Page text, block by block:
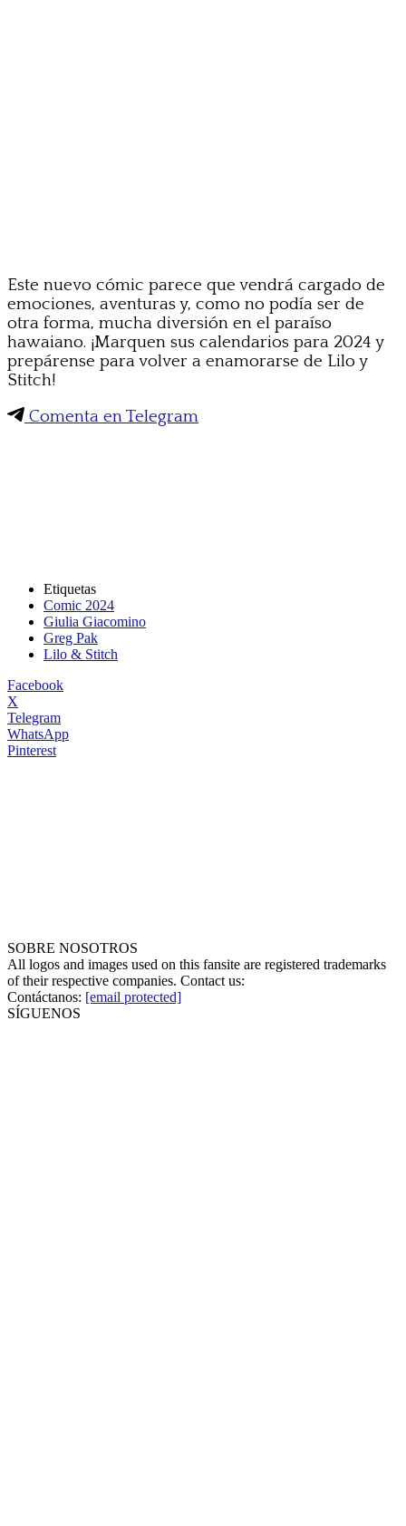
Este nuevo cómic parece que vendrá cargado de
emociones, aventuras y, como no podía ser de
otra forma, mucha diversión en el paraíso
hawaiano. ¡Marquen sus calendarios para 2024 y
prepárense para volver a enamorarse de Lilo y
Stitch!
Comenta en Telegram
Etiquetas
Comic 2024
Giulia Giacomino
Greg Pak
Lilo & Stitch
Facebook
X
Telegram
WhatsApp
Pinterest
SOBRE NOSOTROS
All logos and images used on this fansite are registered trademarks
of their respective companies. Contact us:
Contáctanos: [email protected]
SÍGUENOS